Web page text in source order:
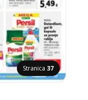
Stranica 37